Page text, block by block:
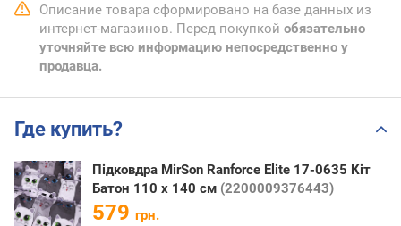
Описание товара сформировано на базе данных из
интернет-магазинов. Перед покупкой обязательно
уточняйте всю информацию непосредственно у
продавца.
Где купить?
Підковдра MirSon Ranforce Elite 17-0635 Кіт
Батон 110 x 140 см (2200009376443)
579 грн.